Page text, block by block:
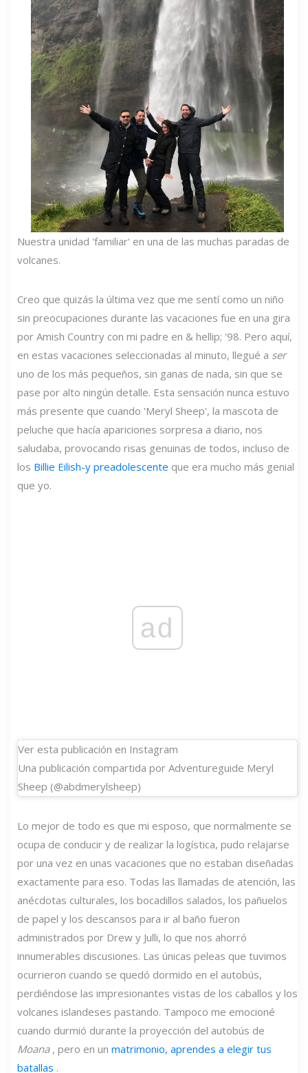
Nuestra unidad 'familiar' en una de las muchas paradas de
volcanes.
Creo que quizás la última vez que me sentí como un niño
sin preocupaciones durante las vacaciones fue en una gira
por Amish Country con mi padre en & hellip; '98. Pero aquí,
en estas vacaciones seleccionadas al minuto, llegué a ser
uno de los más pequeños, sin ganas de nada, sin que se
pase por alto ningún detalle. Esta sensación nunca estuvo
más presente que cuando 'Meryl Sheep', la mascota de
peluche que hacía apariciones sorpresa a diario, nos
saludaba, provocando risas genuinas de todos, incluso de
los Billie Eilish-y preadolescente que era mucho más genial
que yo.
ad
Ver esta publicación en Instagram
Una publicación compartida por Adventureguide Meryl
Sheep (@abdmerylsheep)
Lo mejor de todo es que mi esposo, que normalmente se
ocupa de conducir y de realizar la logística, pudo relajarse
por una vez en unas vacaciones que no estaban diseñadas
exactamente para eso. Todas las llamadas de atención, las
anécdotas culturales, los bocadillos salados, los pañuelos
de papel y los descansos para ir al baño fueron
administrados por Drew y Julli, lo que nos ahorró
innumerables discusiones. Las únicas peleas que tuvimos
ocurrieron cuando se quedó dormido en el autobús,
perdiéndose las impresionantes vistas de los caballos y los
volcanes islandeses pastando. Tampoco me emocioné
cuando durmió durante la proyección del autobús de
Moana, pero en un matrimonio, aprendes a elegir tus
batallas .